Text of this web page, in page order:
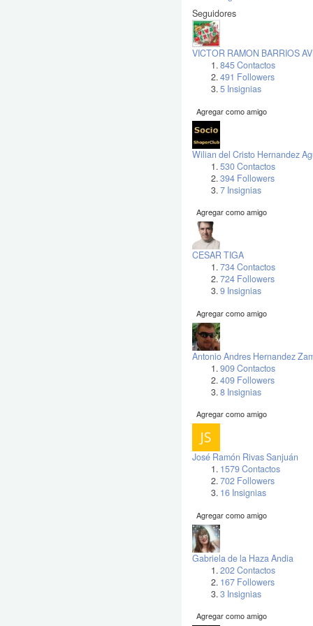
Seguidores
VICTOR RAMON BARRIOS
845 Contactos
491 Followers
5 Insignias
Agregar como amigo
Wilian del Cristo Hernandez
530 Contactos
394 Followers
7 Insignias
Agregar como amigo
CESAR TIGA
734 Contactos
724 Followers
9 Insignias
Agregar como amigo
Antonio Andres Hernandez
909 Contactos
409 Followers
8 Insignias
Agregar como amigo
José Ramón Rivas Sanjuán
1579 Contactos
702 Followers
16 Insignias
Agregar como amigo
Gabriela de la Haza Andia
202 Contactos
167 Followers
3 Insignias
Agregar como amigo